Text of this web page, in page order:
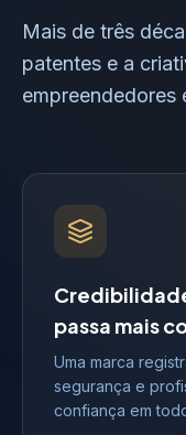
Mais de três
patentes e a
empreendedores
passa mais
Uma marca
segurança e
confiança em